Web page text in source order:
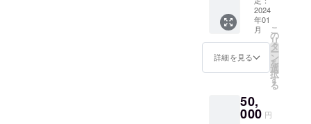
二枚
目）で
パッ
ケージ
した箱
年度末
の送付
となり
ます。
ご希望
送りい
たしま
大阪産
の竹を
温度
（800
度）で
焼成し
た高品
ので
す。
■竹炭で
2024
年01
月
詳細を見る
こ
の
リ
タ
ー
ン
を
選
択
す
る
50,
000 円